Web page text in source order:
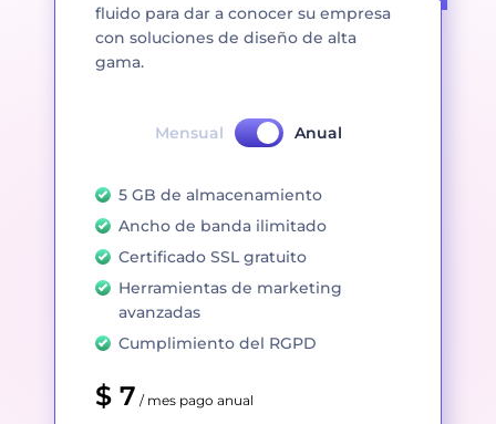
fluido para dar a conocer su empresa
con soluciones de diseño de alta
gama.
Mensual Anual
5 GB de almacenamiento
Ancho de banda ilimitado
Certificado SSL gratuito
Herramientas de marketing
avanzadas
Cumplimiento del RGPD
$ 7 / mes pago anual